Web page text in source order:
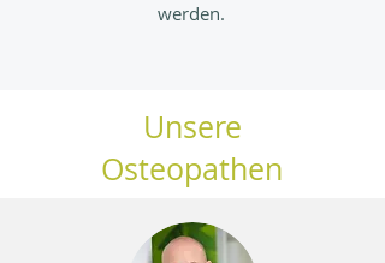
werden.
Unsere
Osteopathen